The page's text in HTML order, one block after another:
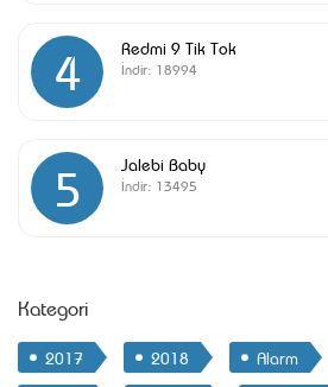
4 Redmi 9 Tik Tok
İndir: 18994
5 Jalebi Baby
İndir: 13495
Kategori
2017 2018 Alarm